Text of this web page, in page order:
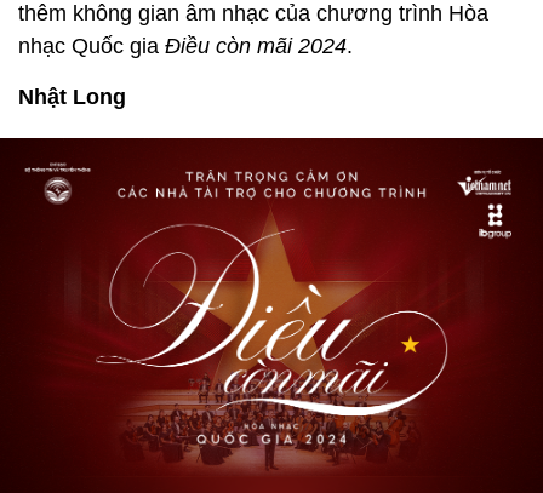
thêm không gian âm nhạc của chương trình Hòa
nhạc Quốc gia Điều còn mãi 2024.
Nhật Long